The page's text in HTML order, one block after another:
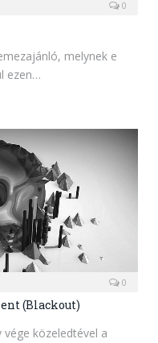
0
melynek e
ezen…
0
(Blackout)
közeledtével a